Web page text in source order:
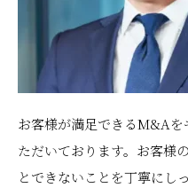
お客様が満足できるM&A
ただいております。お客様
とできないことを丁寧にし